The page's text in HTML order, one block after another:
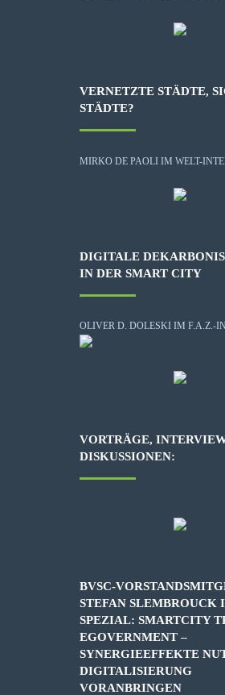
VERNETZTE STÄDTE,
STÄDTE?
MIRKO DE PAOLI IM WELT-
DIGITALE
IN DER SMART CITY
OLIVER D. DOLESKI IM F.A.Z.-
VORTRÄGE,
DISKUSSIONEN:
BVSC-
STEFAN SLEMBROUCK
SPEZIAL: SMARTCITY
EGOVERNMENT –
SYNERGIEEFFEKTE
DIGITALISIERUNG
VORANBRINGEN